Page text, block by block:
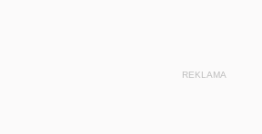
REKLAMA